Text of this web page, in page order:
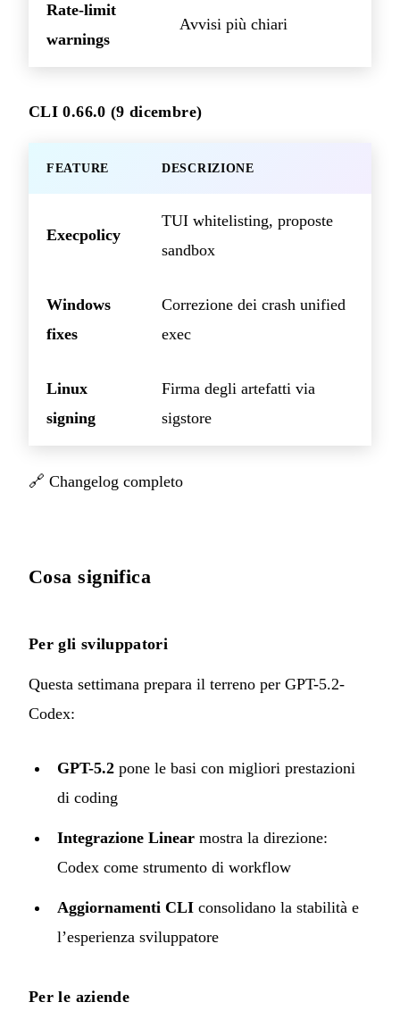
Rate-limit
warnings
Avvisi più chiari
CLI 0.66.0 (9 dicembre)
FEATURE DESCRIZIONE
Execpolicy
TUI whitelisting, proposte
sandbox
Windows
fixes
Correzione dei crash unified
exec
Linux
signing
Firma degli artefatti via
sigstore
🔗 Changelog completo
Cosa significa
Per gli sviluppatori
Questa settimana prepara il terreno per GPT-5.2-
Codex:
GPT-5.2 pone le basi con migliori prestazioni
di coding
Integrazione Linear mostra la direzione:
Codex come strumento di workflow
Aggiornamenti CLI consolidano la stabilità e
l’esperienza sviluppatore
Per le aziende